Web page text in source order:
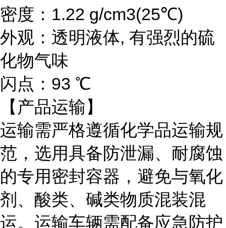
密度：1.22 g/cm3(25℃)
外观： 透明液体, 有强烈的硫
化物气味
闪点：93 ℃
【产品运输】
运输需严格遵循化学品运输规
范，选用具备防泄漏、耐腐蚀
的专用密封容器，避免与氧化
剂、酸类、碱类物质混装混
运。运输车辆需配备应急防护